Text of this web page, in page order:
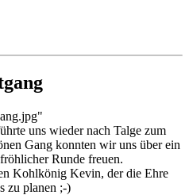
uns wieder nach Talge zum
Gang konnten wir uns über ein
Runde freuen.
Kohlkönig Kevin, der die Ehre
zu planen ;-)